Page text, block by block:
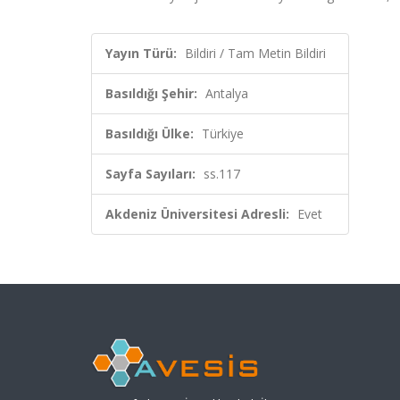
Yayın Türü: Bildiri / Tam Metin Bildiri
Basıldığı Şehir: Antalya
Basıldığı Ülke: Türkiye
Sayfa Sayıları: ss.117
Akdeniz Üniversitesi Adresli: Evet